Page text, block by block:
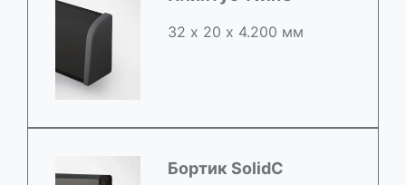
32 х 20 х 4.200 мм
Бортик SolidC